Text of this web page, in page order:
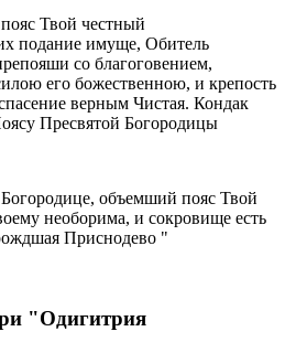
Твой честный
подание имуще, Обитель
со благоговением,
его божественною, и крепость
верным Чистая. Кондак
Пресвятой Богородицы
объемший пояс Твой
необорима, и сокровище есть
Приснодево "
"Одигитрия